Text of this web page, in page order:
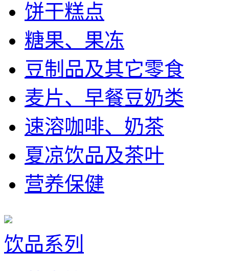
饼干糕点
糖果、果冻
豆制品及其它零食
麦片、早餐豆奶类
速溶咖啡、奶茶
夏凉饮品及茶叶
营养保健
饮品系列